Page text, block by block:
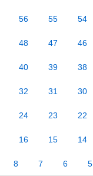
56 55 54
48 47 46
40 39 38
32 31 30
24 23 22
16 15 14
8 7 6 5